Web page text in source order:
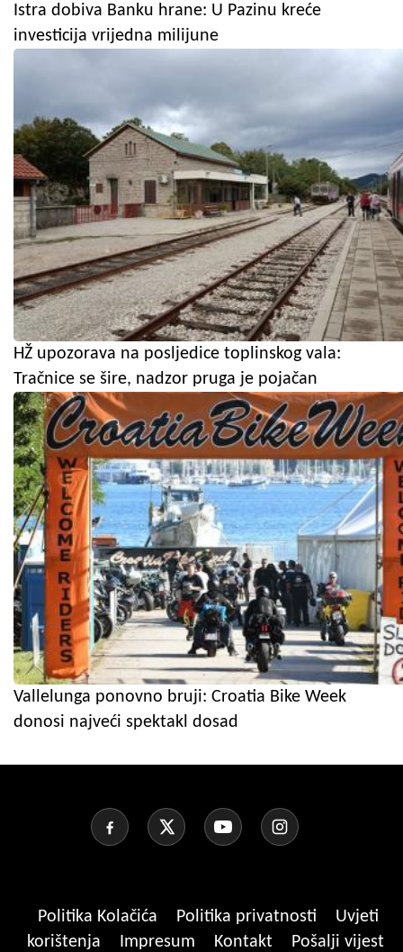
Istra dobiva Banku hrane: U Pazinu kreće
investicija vrijedna milijune
HŽ upozorava na posljedice toplinskog vala:
Tračnice se šire, nadzor pruga je pojačan
Vallelunga ponovno bruji: Croatia Bike Week
donosi najveći spektakl dosad
Politika Kolačića Politika privatnosti
Uvjeti
korištenja
Impresum Kontakt
Pošalji vijest